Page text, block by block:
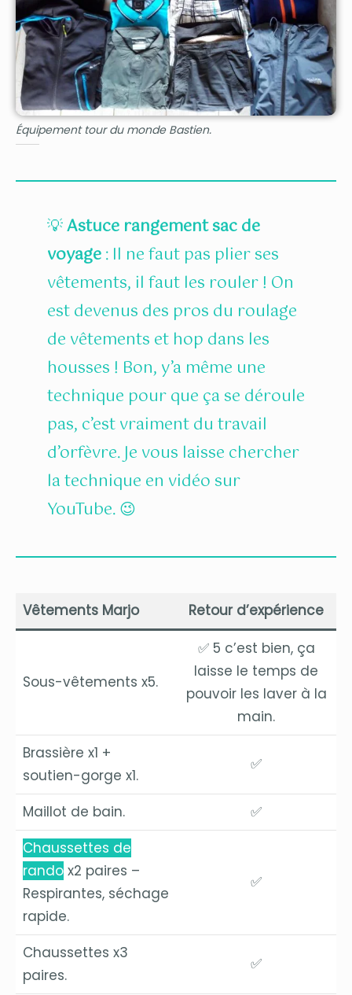
Équipement tour du monde Bastien.
💡Astuce rangement sac de
voyage: Il ne faut pas plier ses
vêtements, il faut les rouler ! On
est devenus des pros du roulage
de vêtements et hop dans les
housses ! Bon, y’a même une
technique pour que ça se déroule
pas, c’est vraiment du travail
d’orfèvre. Je vous laisse chercher
la technique en vidéo sur
YouTube. 😉
Vêtements Marjo Retour d’expérience
Sous-vêtements x5.
✅ 5 c’est bien, ça
laisse le temps de
pouvoir les laver à la
main.
Brassière x1 +
soutien-gorge x1.
✅
Maillot de bain.
✅
Chaussettes de
randox2 paires –
Respirantes, séchage
rapide.
✅
Chaussettes x3
paires.
✅